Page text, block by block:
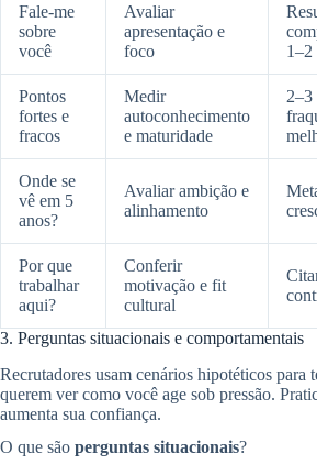
Fale-me
sobre
você
Avaliar
apresentação e
foco
1–2
Pontos
fortes e
fracos
Medir
autoconhecimento
e maturidade
2–3
Onde se
vê em 5
anos?
Avaliar ambição e
alinhamento
Por que
trabalhar
aqui?
Conferir
motivação e fit
cultural
3. Perguntas situacionais e comportamentais
Recrutadores usam cenários hipotéticos para
querem ver como você age sob pressão.
aumenta sua confiança.
O que são perguntas situacionais?